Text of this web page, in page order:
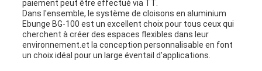
paiement peut être effectué via TT.
Dans l'ensemble, le système de cloisons en aluminium
Ebunge BG-100 est un excellent choix pour tous ceux qui
cherchent à créer des espaces flexibles dans leur
environnement.et la conception personnalisable en font
un choix idéal pour un large éventail d'applications.